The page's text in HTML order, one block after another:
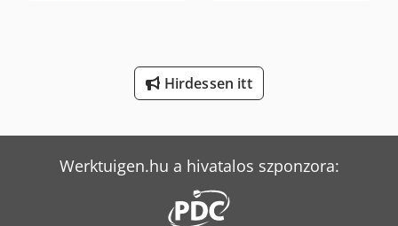
Weinbrenner Tsv 6/3050
Hirdessen itt
Werktuigen.hu a hivatalos szponzora: